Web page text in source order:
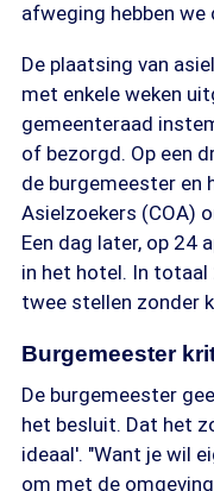
afweging hebben we
De plaatsing van
met enkele weken
gemeenteraad
of bezorgd. Op een
de burgemeester en
Asielzoekers (COA)
Een dag later, op 24
in het hotel. In totaal
twee stellen zonder
Burgemeester
De burgemeester
het besluit. Dat het
ideaal'. "Want je wil
om met de